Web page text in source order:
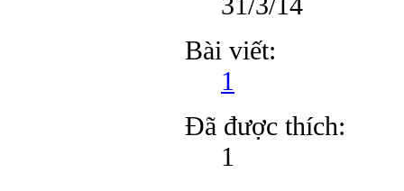
Bài viết:
1
Đã được thích:
1